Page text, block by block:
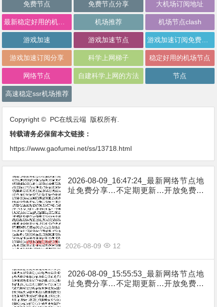
免费节点 免费节点分享 大机场订阅地址
机场推荐 机场节点clash
游戏加速 游戏加速节点 游戏加速订阅免费分享
游戏加速订阅分享 科学上网梯子 稳定好用的机场节点
网络节点 自建科学上网的方法 节点
高速稳定ssr机场推荐
Copyright © PC在线云端 版权所有.
转载请务必保留本文链接：
https://www.gaofumei.net/ss/13718.html
2026-08-09_16:47:24_最新网络节点地
址免费分享…不定期更新…开放免费分
2026-08-09 12
2026-08-09_15:55:53_最新网络节点地
址免费分享…不定期更新…开放免费分